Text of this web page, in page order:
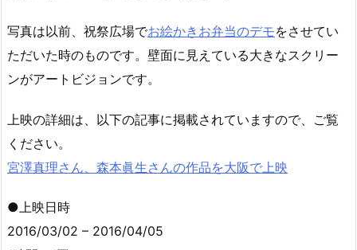
写真は以前、祝祭広場でお絵かきお弁当のデモをさせてい
ただいた時のものです。壁面に見えている大きなスクリー
ンがアートビジョンです。
上映の詳細は、以下の記事に掲載されていますので、ご覧
ください。
宮澤真理さん、森本眞生さんの作品を大阪で上映
●上映日時
2016/03/02 – 2016/04/05